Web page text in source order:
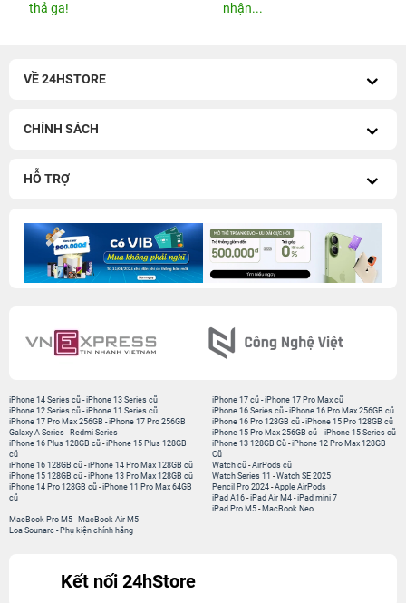
HỖ TRỢ
iPhone 14 Series cũ-iPhone 13 Series cũ
iPhone 12 Series cũ-iPhone 11 Series cũ
iPhone 17 Pro Max 256GB -iPhone 17 Pro 256GB
Galaxy A Series-Redmi Series
iPhone 17 cũ
iPhone 17 Pro Max cũ
iPhone 16 Series cũ- iPhone 16 Pro Max 256GB cũ
iPhone 16 Pro 128GB cũ-iPhone 15 Pro 128GB cũ
iPhone 15 Pro Max 256GB cũ
iPhone 15 Series cũ
iPhone 16 Plus 128GB cũ-iPhone 15 Plus 128GB
iPhone 14 Pro 128GB cũ
iPhone 12 Pro Max 128GB
Pencil Pro 2024
iPad A16 -iPad Air M4-iPad mini 7
iPad Pro M5-MacBook Neo
Kết nối 24hStore
Website thành viên:
Bệnh Viện Điện Thoại, Laptop 24h